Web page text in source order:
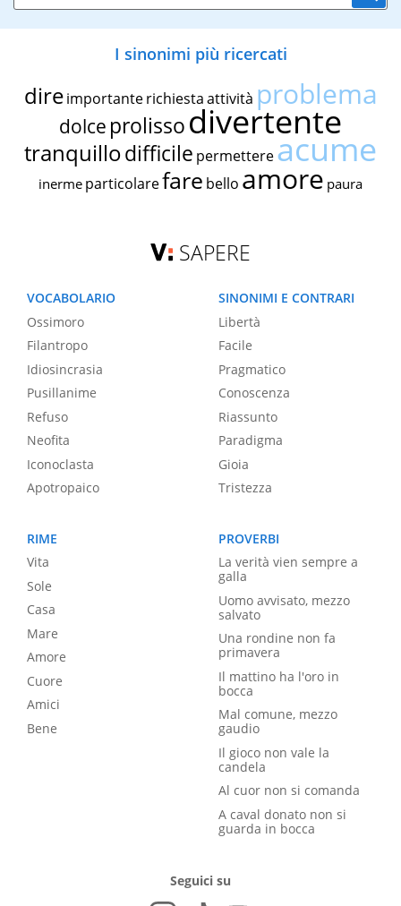
I sinonimi più ricercati
dire importante richiestaattività problema
dolce prolissodivertente
tranquillodifficile permettereacume
inerme particolarefare bello amore paura
SAPERE
VOCABOLARIO
Ossimoro
Filantropo
Idiosincrasia
Pusillanime
Refuso
Neofita
Iconoclasta
Apotropaico
SINONIMI E CONTRARI
Libertà
Facile
Pragmatico
Conoscenza
Riassunto
Paradigma
Gioia
Tristezza
RIME
Vita
Sole
Casa
Mare
Amore
Cuore
Amici
Bene
PROVERBI
La verità vien sempre a
galla
Uomo avvisato, mezzo
salvato
Una rondine non fa
primavera
Il mattino ha l'oro in
bocca
Mal comune, mezzo
gaudio
Il gioco non vale la
candela
Al cuor non si comanda
A caval donato non si
guarda in bocca
Seguici su